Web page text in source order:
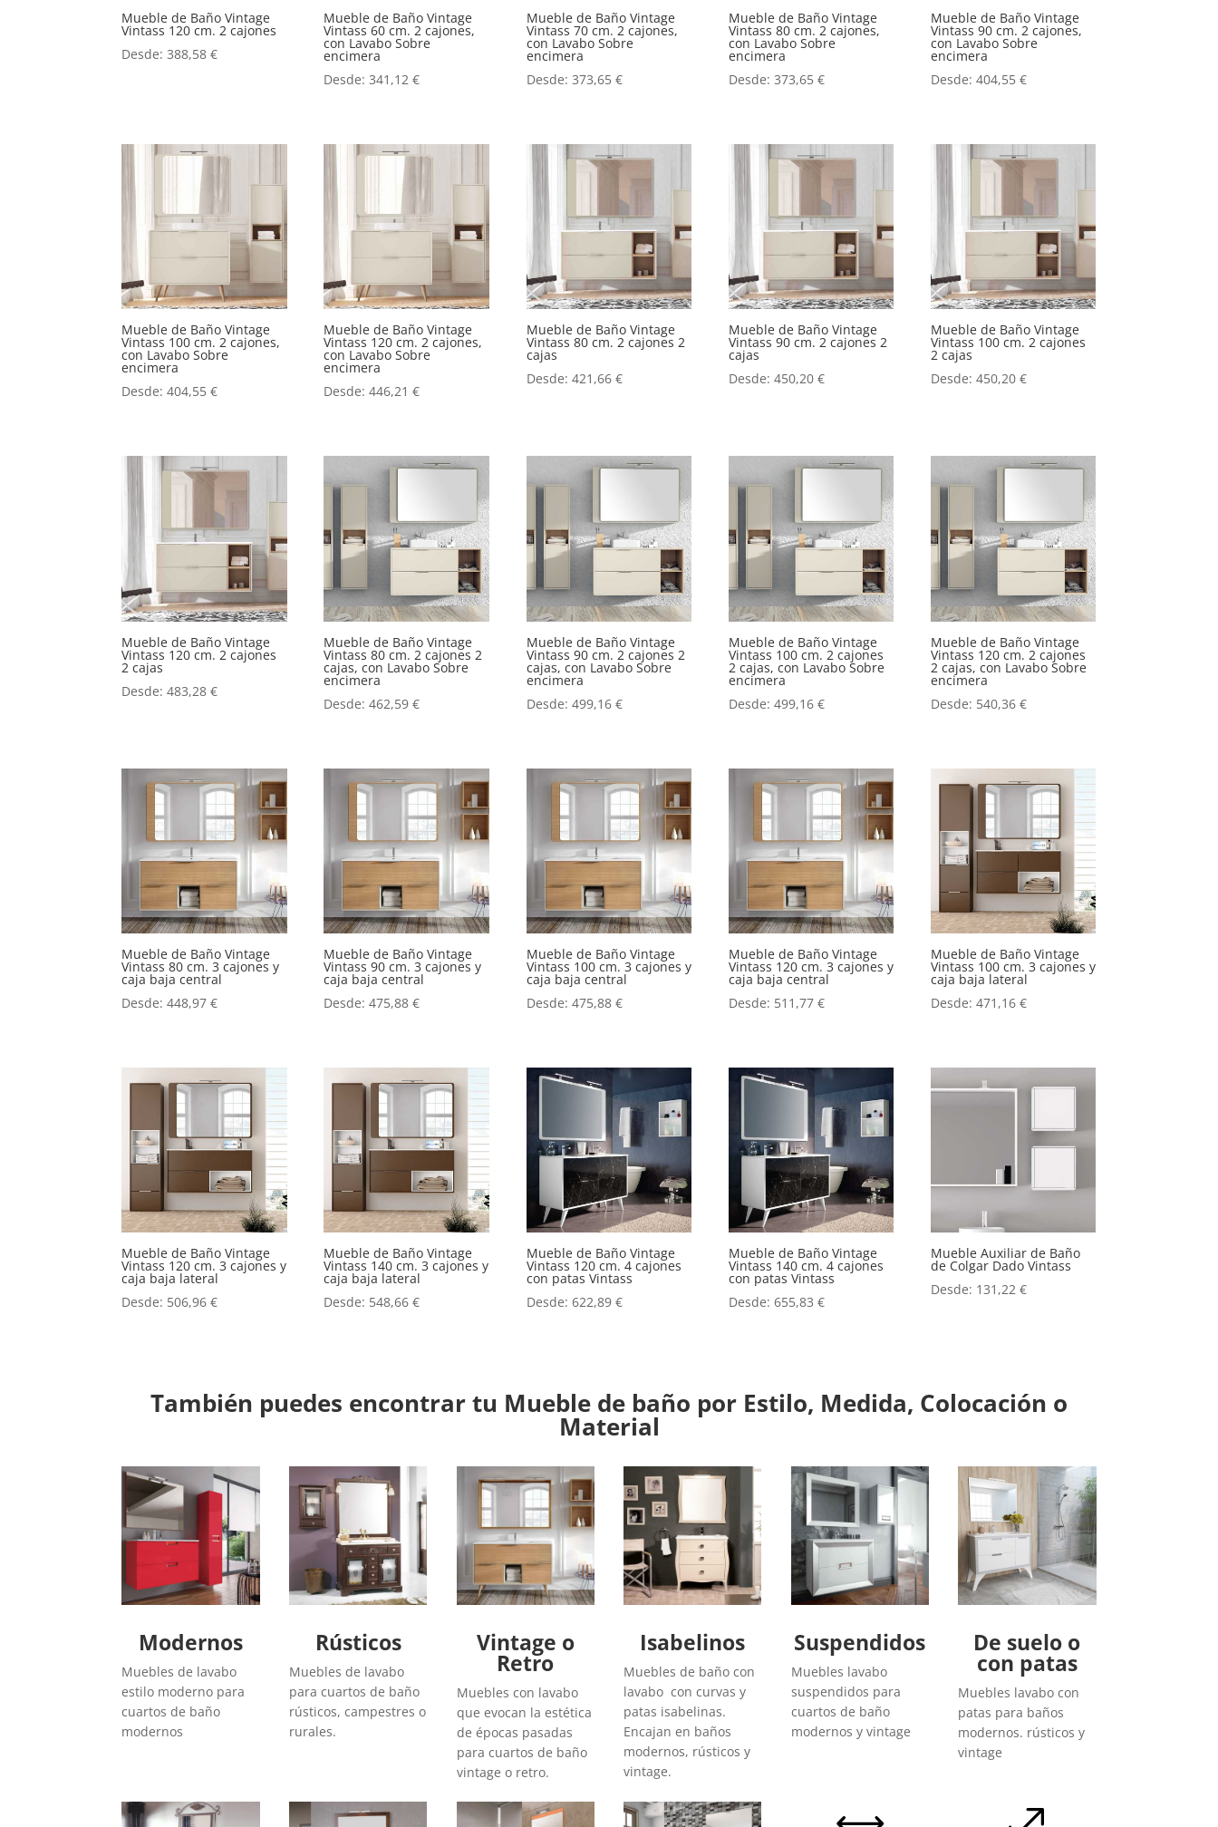
Mueble de Baño Vintage
Vintass 120 cm. 2 cajones
Desde:388,58€
Mueble de Baño Vintage
Vintass 60 cm. 2 cajones,
con Lavabo Sobre
encimera
Desde:341,12€
Mueble de Baño Vintage
Vintass 70 cm. 2 cajones,
con Lavabo Sobre
encimera
Desde: 373,65 €
Mueble de Baño Vintage
Vintass 80 cm. 2 cajones,
con Lavabo Sobre
encimera
Desde: 373,65 €
Mueble de Baño Vintage
Vintass 90 cm. 2 cajones,
con Lavabo Sobre
encimera
Desde: 404,55 €
Mueble de Baño Vintage
Vintass 100 cm. 2 cajones,
con Lavabo Sobre
encimera
Desde:404,55€
Mueble de Baño Vintage
Vintass 120 cm. 2 cajones,
con Lavabo Sobre
encimera
Desde:446,21€
Mueble de Baño Vintage
Vintass 80 cm. 2 cajones 2
cajas
Desde: 421,66 €
Mueble de Baño Vintage
Vintass 90 cm. 2 cajones 2
cajas
Desde: 450,20 €
Mueble de Baño Vintage
Vintass 100 cm. 2 cajones
2 cajas
Desde: 450,20 €
Mueble de Baño Vintage
Vintass 120 cm. 2 cajones
2 cajas
Desde:483,28€
Mueble de Baño Vintage
Vintass 80 cm. 2 cajones 2
cajas, con Lavabo Sobre
encimera
Desde:462,59€
Mueble de Baño Vintage
Vintass 90 cm. 2 cajones 2
cajas, con Lavabo Sobre
encimera
Desde: 499,16 €
Mueble de Baño Vintage
Vintass 100 cm. 2 cajones
2 cajas, con Lavabo Sobre
encimera
Desde: 499,16 €
Mueble de Baño Vintage
Vintass 120 cm. 2 cajones
2 cajas, con Lavabo Sobre
encimera
Desde: 540,36 €
Mueble de Baño Vintage
Vintass 80 cm. 3 cajones y
caja baja central
Desde:448,97€
Mueble de Baño Vintage
Vintass 90 cm. 3 cajones y
caja baja central
Desde:475,88€
Mueble de Baño Vintage
Vintass 100 cm. 3 cajones y
caja baja central
Desde: 475,88 €
Mueble de Baño Vintage
Vintass 120 cm. 3 cajones y
caja baja central
Desde: 511,77 €
Mueble de Baño Vintage
Vintass 100 cm. 3 cajones y
caja baja lateral
Desde: 471,16 €
Mueble de Baño Vintage
Vintass 120 cm. 3 cajones y
caja baja lateral
Desde: 506,96€
Mueble de Baño Vintage
Vintass 140 cm. 3 cajones y
caja baja lateral
Desde: 548,66€
Mueble de Baño Vintage
Vintass 120 cm. 4 cajones
con patas Vintass
Desde: 622,89 €
Mueble de Baño Vintage
Vintass 140 cm. 4 cajones
con patas Vintass
Desde: 655,83 €
Mueble Auxiliar de Baño
de Colgar Dado Vintass
Desde: 131,22 €
También puedes encontrar tu Mueble de baño por Estilo, Medida, Colocación o
Material
Modernos
Muebles de lavabo
estilo moderno para
cuartos de baño
modernos
Rústicos
Muebles de lavabo
para cuartos de baño
rústicos, campestres o
rurales.
Vintage o
Retro
Muebles con lavabo
que evocan la estética
de épocas pasadas
para cuartos de baño
vintage o retro.
Isabelinos
Muebles de baño con
lavabo con curvas y
patas isabelinas.
Encajan en baños
modernos, rústicos y
vintage.
Suspendidos
Muebles lavabo
suspendidos para
cuartos de baño
modernos y vintage
De suelo o
con patas
Muebles lavabo con
patas para baños
modernos. rústicos y
vintage